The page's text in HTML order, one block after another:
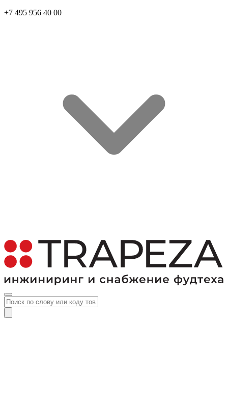
+7 495 956 40 00